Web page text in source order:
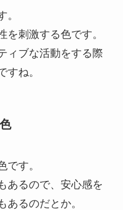
。
を刺激する色です。
ィブな活動をする際
すね。
です。
あるので、安心感を
あるのだとか。